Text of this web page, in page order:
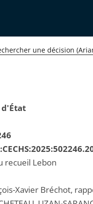
une décision
d'État
recueil Lebon
Xavier Bréchot,